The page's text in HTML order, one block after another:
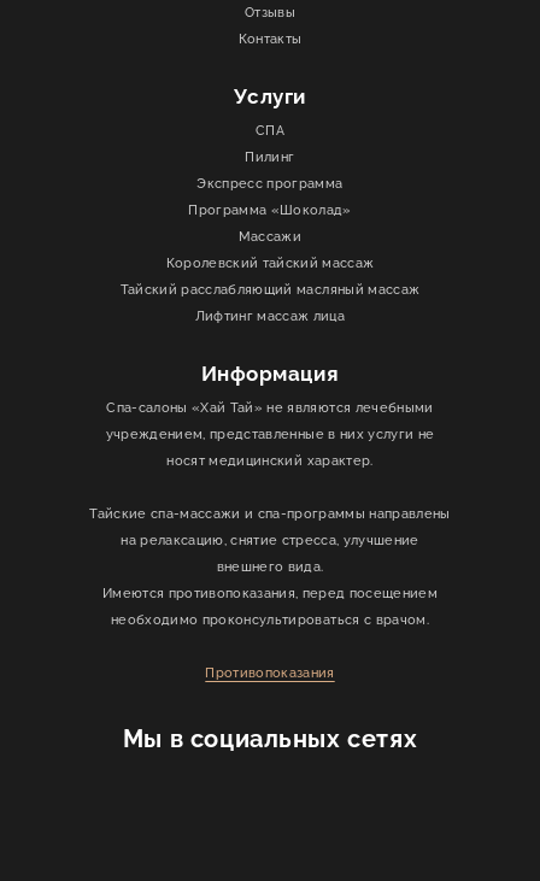
Мы в социальных сетях
Отзывы
Контакты
Услуги
СПА
Пилинг
Экспресс программа
Программа «Шоколад»
Массажи
Королевский тайский массаж
Тайский расслабляющий масляный массаж
Лифтинг массаж лица
Информация
Спа-салоны «Хай Тай» не являются лечебными
учреждением, представленные в них услуги не
носят медицинский характер.
Тайские спа-массажи и спа-программы направлены
на релаксацию, снятие стресса, улучшение
внешнего вида.
Имеются противопоказания, перед посещением
необходимо проконсультироваться с врачом.
Противопоказания